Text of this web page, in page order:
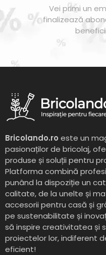
Vei primi un
finalizează
Bricolando.ro este un
pasionaților de bricolaj,
produse și soluții pentru
Platforma combină
punând la dispoziție un
calitate, de la unelte și
accesorii pentru casă și
pe sustenabilitate și
să inspire creativitatea și
proiectelor lor, indiferent
eficient!